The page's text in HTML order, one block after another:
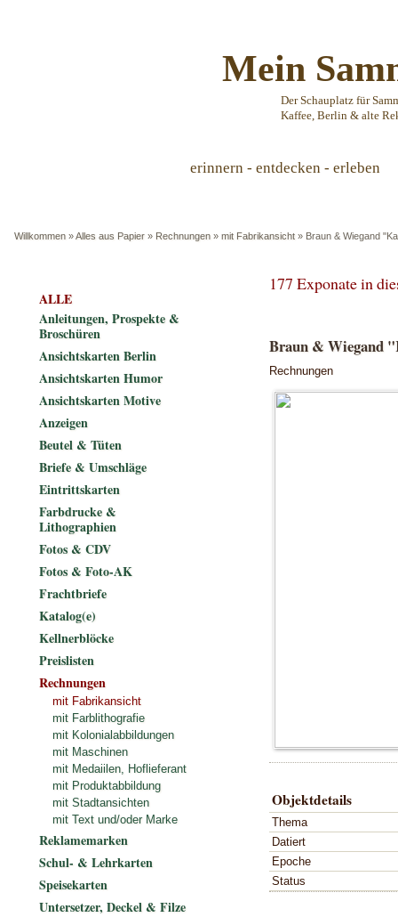
Mein
Der Schauplatz für
Kaffee, Berlin & alte
erinnern - entdecken - erleben
Willkommen »Alles aus Papier » Rechnungen » mit Fabrikansicht » Braun & Wiegand
177 Exponate in
Braun & Wiegand
Rechnungen
Objektdetails
Thema
Datiert
Epoche
Status
ALLE
Anleitungen, Prospekte &
Broschüren
Ansichtskarten Berlin
Ansichtskarten Humor
Ansichtskarten Motive
Anzeigen
Beutel & Tüten
Briefe & Umschläge
Eintrittskarten
Farbdrucke &
Lithographien
Fotos & CDV
Fotos & Foto-AK
Frachtbriefe
Katalog(e)
Kellnerblöcke
Preislisten
Rechnungen
mit Fabrikansicht
mit Farblithografie
mit Kolonialabbildungen
mit Maschinen
mit Medaiilen, Hoflieferant
mit Produktabbildung
mit Stadtansichten
mit Text und/oder Marke
Reklamemarken
Schul- & Lehrkarten
Speisekarten
Untersetzer, Deckel & Filze